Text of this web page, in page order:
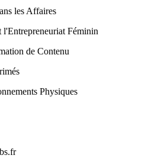
les Affaires
Féminin
de Contenu
Physiques